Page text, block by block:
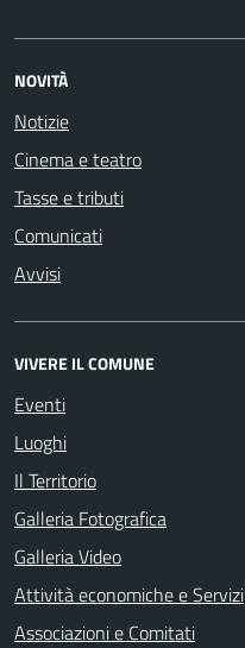
NOVITÀ
Notizie
Cinema e teatro
Tasse e tributi
Comunicati
Avvisi
VIVERE IL COMUNE
Eventi
Luoghi
Il Territorio
Galleria Fotografica
Galleria Video
Attività economiche e Servizi
Associazioni e Comitati